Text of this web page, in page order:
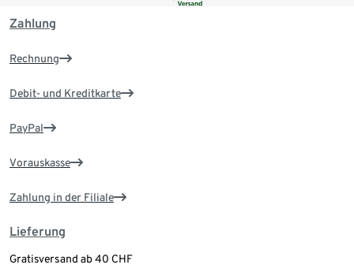
Zahlung
Rechnung
Debit- und Kreditkarte
PayPal
Vorauskasse
Zahlung in der Filiale
Lieferung
Gratisversand ab 40 CHF